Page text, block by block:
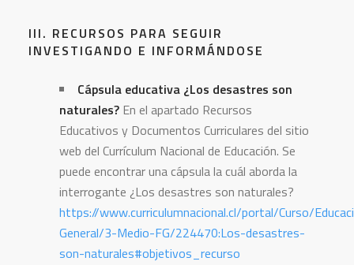
III. RECURSOS PARA SEGUIR
INVESTIGANDO E INFORMÁNDOSE
Cápsula educativa ¿Los desastres son
naturales?En el apartado Recursos
Educativos y Documentos Curriculares del sitio
web del Currículum Nacional de Educación. Se
puede encontrar una cápsula la cuál aborda la
interrogante ¿Los desastres son naturales?
https://www.curriculumnacional.cl/portal/Curso/
General/3-Medio-FG/224470:Los-desastres-
son-naturales#objetivos_recurso